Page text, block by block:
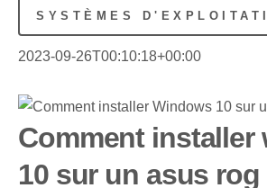
SYSTÈMES
2023-09-26T00:10:18+00:00
Comment installer
10 sur un asus rog